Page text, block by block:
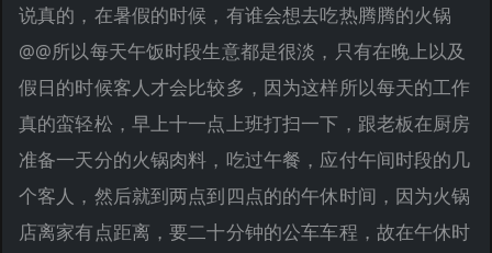
说真的，在暑假的时候，有谁会想去吃热腾腾的火锅
@@所以每天午饭时段生意都是很淡，只有在晚上以及
假日的时候客人才会比较多，因为这样所以每天的工作
真的蛮轻松，早上十一点上班打扫一下，跟老板在厨房
准备一天分的火锅肉料，吃过午餐，应付午间时段的几
个客人，然后就到两点到四点的的午休时间，因为火锅
店离家有点距离，要二十分钟的公车车程，故在午休时